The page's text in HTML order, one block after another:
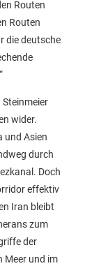
Routen
Routen
die deutsche
wider.
und Asien
durch
Doch
effektiv
Iran bleibt
zum
der
Meer und im